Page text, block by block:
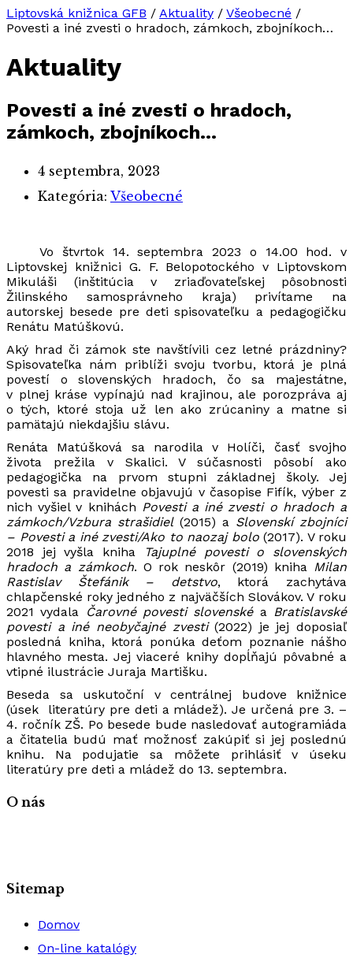
Liptovská knižnica GFB / Aktuality / Všeobecné /
Povesti a iné zvesti o hradoch, zámkoch, zbojníkoch…
Aktuality
Povesti a iné zvesti o hradoch,
zámkoch, zbojníkoch…
4 septembra, 2023
Kategória: Všeobecné
Vo štvrtok 14. septembra 2023 o 14.00 hod. v
Liptovskej knižnici G. F. Belopotockého v Liptovskom
Mikuláši (inštitúcia v zriaďovateľskej pôsobnosti
Žilinského samosprávneho kraja) privítame na
autorskej besede pre deti spisovateľku a pedagogičku
Renátu Matúškovú.
Aký hrad či zámok ste navštívili cez letné prázdniny?
Spisovateľka nám priblíži svoju tvorbu, ktorá je plná
povestí o slovenských hradoch, čo sa majestátne,
v plnej kráse vypínajú nad krajinou, ale porozpráva aj
o tých, ktoré stoja už len ako zrúcaniny a matne si
pamätajú niekdajšiu slávu.
Renáta Matúšková sa narodila v Holíči, časť svojho
života prežila v Skalici. V súčasnosti pôsobí ako
pedagogička na prvom stupni základnej školy. Jej
povesti sa pravidelne objavujú v časopise Fifík, výber z
nich vyšiel v knihách Povesti a iné zvesti o hradoch a
zámkoch/Vzbura strašidiel(2015) a Slovenskí zbojníci
– Povesti a iné zvesti/Ako to naozaj bolo(2017). V roku
2018 jej vyšla kniha
Tajuplné povesti o slovenských
hradoch a zámkoch. O rok neskôr (2019) kniha Milan
Rastislav Štefánik – detstvo, ktorá zachytáva
chlapčenské roky jedného z najväčších Slovákov. V roku
2021 vydala Čarovné povesti slovenskéa Bratislavské
povesti a iné neobyčajné zvesti(2022) je jej doposiaľ
posledná kniha, ktorá ponúka deťom poznanie nášho
hlavného mesta. Jej viaceré knihy dopĺňajú pôvabné a
vtipné ilustrácie Juraja Martišku.
Beseda sa uskutoční v centrálnej budove knižnice
(úsek literatúry pre deti a mládež). Je určená pre 3. –
4. ročník ZŠ. Po besede bude nasledovať autogramiáda
a čitatelia budú mať možnosť zakúpiť si jej poslednú
knihu. Na podujatie sa môžete prihlásiť v úseku
literatúry pre deti a mládež do 13. septembra.
O nás
Sitemap
Domov
On-line katalógy